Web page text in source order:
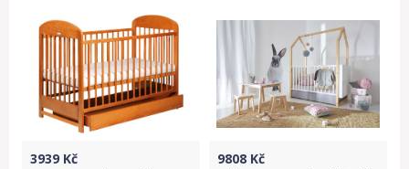
3939 Kč 9808 Kč